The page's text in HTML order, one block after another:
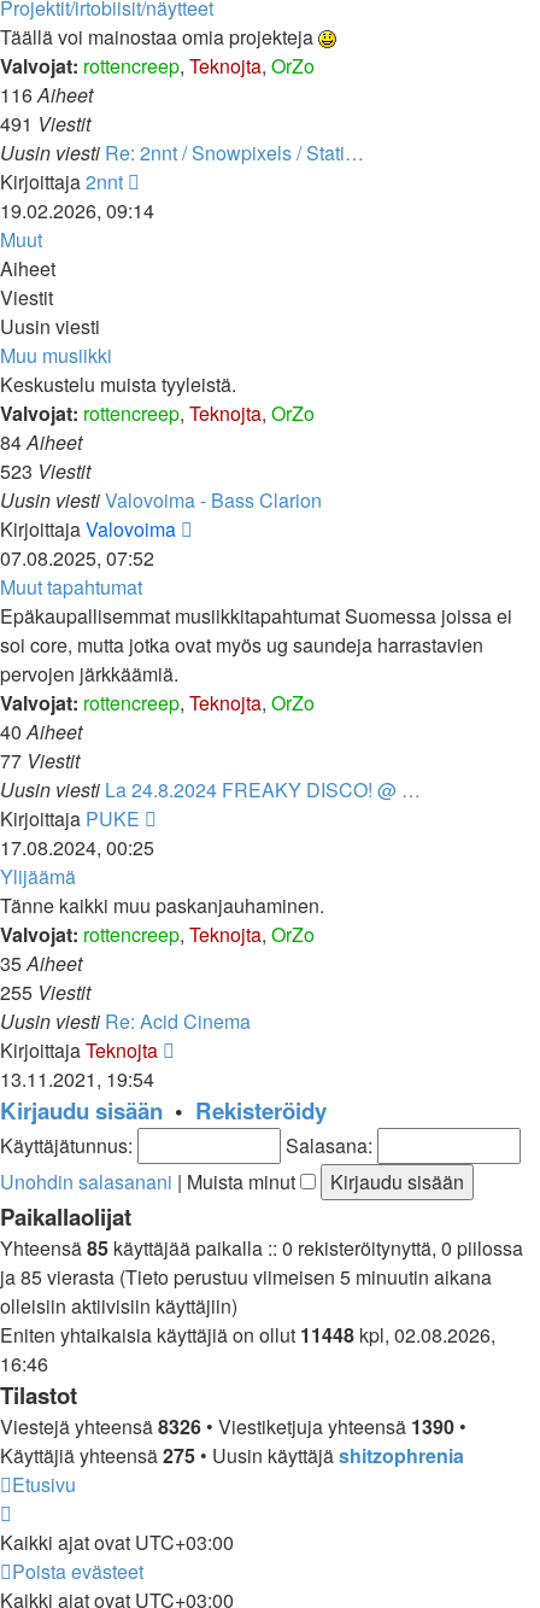
viesti
Projektit/irtobiisit/näytteet
Täällä voi mainostaa omia projekteja
Valvojat: rottencreep, Teknojta, OrZo
116Aiheet
491 Viestit
Uusin viesti Re: 2nnt / Snowpixels / Stati…
Kirjoittaja2nnt
uusin
19.02.2026, 09:14
Muut
Aiheet
Viestit
Uusin viesti
Muu musiikki
Keskustelu muista tyyleistä.
Valvojat: rottencreep, Teknojta, OrZo
84Aiheet
523 Viestit
Uusin viestiValovoima - Bass Clarion
KirjoittajaValovoima
07.08.2025, 07:52
Muut tapahtumat
Epäkaupallisemmat musiikkitapahtumat Suomessa joissa ei
soi core, mutta jotka ovat myös ug saundeja harrastavien
pervojen järkkäämiä.
Valvojat: rottencreep, Teknojta, OrZo
40Aiheet
77 Viestit
Uusin viesti La 24.8.2024 FREAKY DISCO! @ …
Kirjoittaja PUKE
17.08.2024, 00:25
Ylijäämä
Tänne kaikki muu paskanjauhaminen.
Valvojat: rottencreep, Teknojta, OrZo
35Aiheet
255 Viestit
Uusin viesti Re: Acid Cinema
KirjoittajaTeknojta
viesti
13.11.2021, 19:54
Kirjaudu sisään • Rekisteröidy
Käyttäjätunnus:
Salasana:
Unohdin salasanani | Muista minut
Paikallaolijat
Yhteensä85 käyttäjää paikalla :: 0 rekisteröitynyttä, 0 piilossa
ja 85 vierasta (Tieto perustuu viimeisen 5 minuutin aikana
olleisiin aktiivisiin käyttäjiin)
Eniten yhtaikaisia käyttäjiä on ollut 11448 kpl, 02.08.2026,
16:46
Tilastot
Viestejä yhteensä8326 • Viestiketjuja yhteensä 1390 •
Käyttäjiä yhteensä275 • Uusin käyttäjäshitzophrenia
Etusivu
Kaikki ajat ovat UTC+03:00
Poista evästeet
Kaikki ajat ovat UTC+03:00